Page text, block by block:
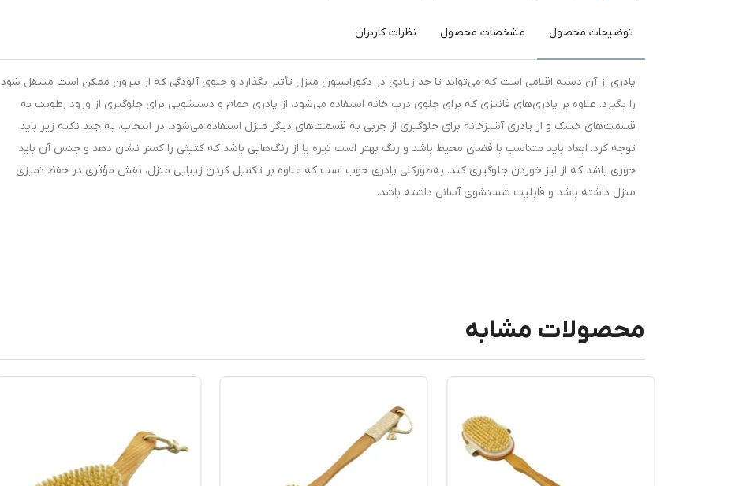
توضیحات محصول مشخصات محصول نظرات کاربران
پادری از آن دسته اقلامی است که می‌تواند تا حد زیادی در دکوراسیون منزل تأثیر بگذارد و جلوی آلودگی که از بیرون ممکن است منتقل شود
را بگیرد. علاوه بر پادری‌های فانتزی که برای جلوی درب خانه استفاده می‌شود، از پادری حمام و دستشویی برای جلوگیری از ورود رطوبت به
قسمت‌های خشک و از پادری آشپزخانه برای جلوگیری از چربی به قسمت‌های دیگر منزل استفاده می‌شود. در انتخاب، به چند نکته زیر باید
توجه کرد. ابعاد باید متناسب با فضای محیط باشد و رنگ بهتر است تیره یا از رنگ‌هایی باشد که کثیفی را کمتر نشان دهد و جنس آن باید
جوری باشد که از لیز خوردن جلوگیری کند. به‌طورکلی پادری خوب است که علاوه بر تکمیل کردن زیبایی منزل، نقش مؤثری در حفظ تمیزی
منزل داشته باشد و قابلیت شستشوی آسانی داشته باشد.
محصولات مشابه